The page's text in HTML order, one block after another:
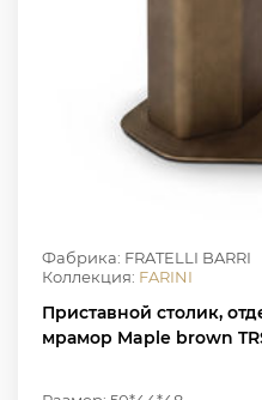
Фабрика: FRATELLI BARRI
Коллекция: FARINI
Приставной столик,
мрамор Maple brown